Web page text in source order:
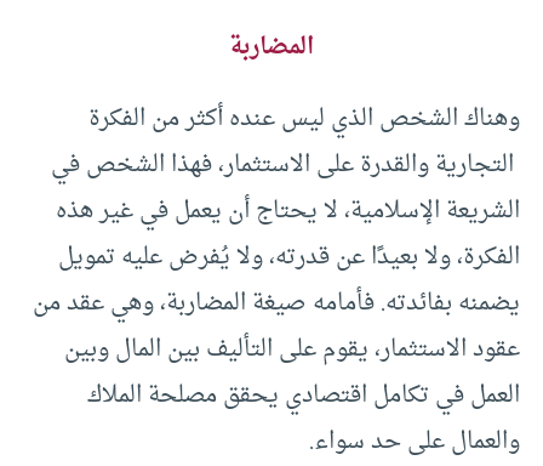
المضاربة
وهناك الشخص الذي ليس عنده أكثر من الفكرة
التجارية والقدرة على الاستثمار، فهذا الشخص في
الشريعة الإسلامية، لا يحتاج أن يعمل في غير هذه
الفكرة، ولا بعيدًا عن قدرته، ولا يُفرض عليه تمويل
يضمنه بفائدته. فأمامه صيغة المضاربة، وهي عقد من
عقود الاستثمار، يقوم على التأليف بين المال وبين
العمل في تكامل اقتصادي يحقق مصلحة الملاك
والعمال على حد سواء.